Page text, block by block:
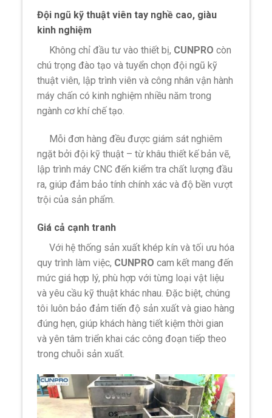
Đội ngũ kỹ thuật viên tay nghề cao, giàu
kinh nghiệm
Không chỉ đầu tư vào thiết bị, CUNPRO còn
chú trọng đào tạo và tuyển chọn đội ngũ kỹ
thuật viên, lập trình viên và công nhân vận hành
máy chấn có kinh nghiệm nhiều năm trong
ngành cơ khí chế tạo.
Mỗi đơn hàng đều được giám sát nghiêm
ngặt bởi đội kỹ thuật – từ khâu thiết kế bản vẽ,
lập trình máy CNC đến kiểm tra chất lượng đầu
ra, giúp đảm bảo tính chính xác và độ bền vượt
trội của sản phẩm.
Giá cả cạnh tranh
Với hệ thống sản xuất khép kín và tối ưu hóa
quy trình làm việc, CUNPRO cam kết mang đến
mức giá hợp lý, phù hợp với từng loại vật liệu
và yêu cầu kỹ thuật khác nhau. Đặc biệt, chúng
tôi luôn bảo đảm tiến độ sản xuất và giao hàng
đúng hẹn, giúp khách hàng tiết kiệm thời gian
và yên tâm triển khai các công đoạn tiếp theo
trong chuỗi sản xuất.